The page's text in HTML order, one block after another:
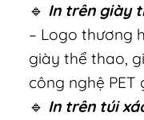
🔹 In trên giày
– Logo thương
giày thể thao,
công nghệ
🔹 In trên túi